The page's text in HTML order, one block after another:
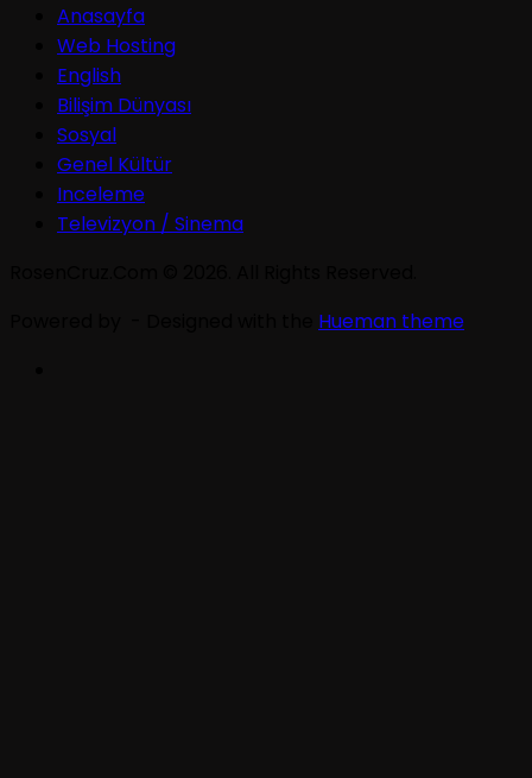
Anasayfa
Web Hosting
English
Bilişim Dünyası
Sosyal
Genel Kültür
Inceleme
Televizyon / Sinema
Hueman theme